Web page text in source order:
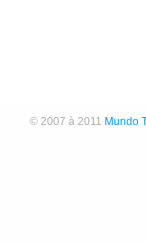
© 2007 à 2011 Mundo